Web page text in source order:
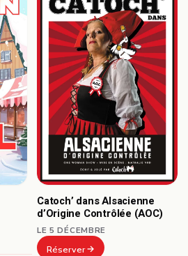
Catoch’ dans Alsacienne
d’Origine Contrôlée (AOC)
LE 5 DÉCEMBRE
Réserver